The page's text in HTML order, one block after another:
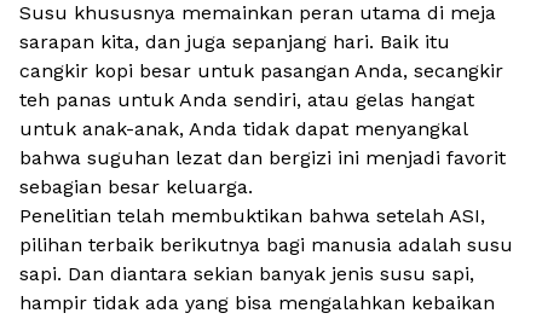
Susu khususnya memainkan peran utama di meja
sarapan kita, dan juga sepanjang hari. Baik itu
cangkir kopi besar untuk pasangan Anda, secangkir
teh panas untuk Anda sendiri, atau gelas hangat
untuk anak-anak, Anda tidak dapat menyangkal
bahwa suguhan lezat dan bergizi ini menjadi favorit
sebagian besar keluarga.
Penelitian telah membuktikan bahwa setelah ASI,
pilihan terbaik berikutnya bagi manusia adalah susu
sapi. Dan diantara sekian banyak jenis susu sapi,
hampir tidak ada yang bisa mengalahkan kebaikan